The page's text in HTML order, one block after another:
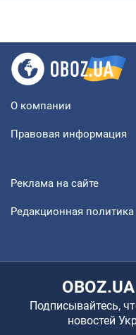
О компании
Правовая информация
Реклама на сайте
Редакционная политика
Подписывайтесь,
новостей